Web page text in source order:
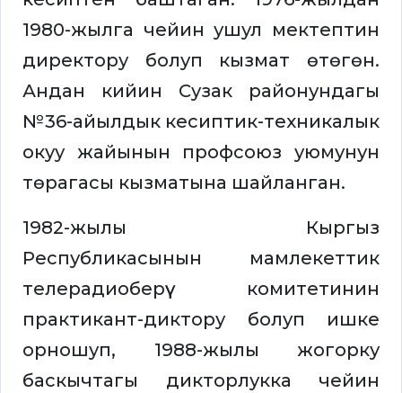
1980-жылга чейин ушул мектептин
директору болуп кызмат өтөгөн.
Андан кийин Сузак районундагы
№36-айылдык кесиптик-техникалык
окуу жайынын профсоюз уюмунун
төрагасы кызматына шайланган.
1982-жылы Кыргыз
Республикасынын мамлекеттик
телерадиоберүү комитетинин
практикант-диктору болуп ишке
орношуп, 1988-жылы жогорку
баскычтагы дикторлукка чейин